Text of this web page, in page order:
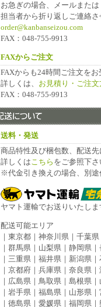
お急ぎの場合、メールまたは
担当者から折り返しご連絡さ
order@kanbanseizou.com
FAX：048-755-9913
FAXからご注文
FAXからも24時間ご注文をお
詳しくは、 お見積り・ご注文
FAX：048-755-9913
送料・発送
商品特性及び梱包数、配送先
詳しくはこちら をご参照下さ
※代金引き換えの場合、別途
ヤマト運輸でお送りいたしま
配送可能エリア
｜東京都｜神奈川県｜千葉
｜群馬県｜山梨県｜静岡県
｜三重県｜福井県｜新潟県
｜京都府｜兵庫県｜奈良県
｜広島県｜鳥取県｜島根県
｜岩手県｜福島県｜山形県
｜徳島県｜愛媛県｜福岡県